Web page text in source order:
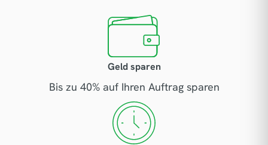
Geld sparen
Bis zu 40% auf Ihren Auftrag sparen